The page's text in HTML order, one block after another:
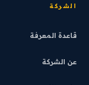
الشركة
قاعدة المعرفة
عن الشركة